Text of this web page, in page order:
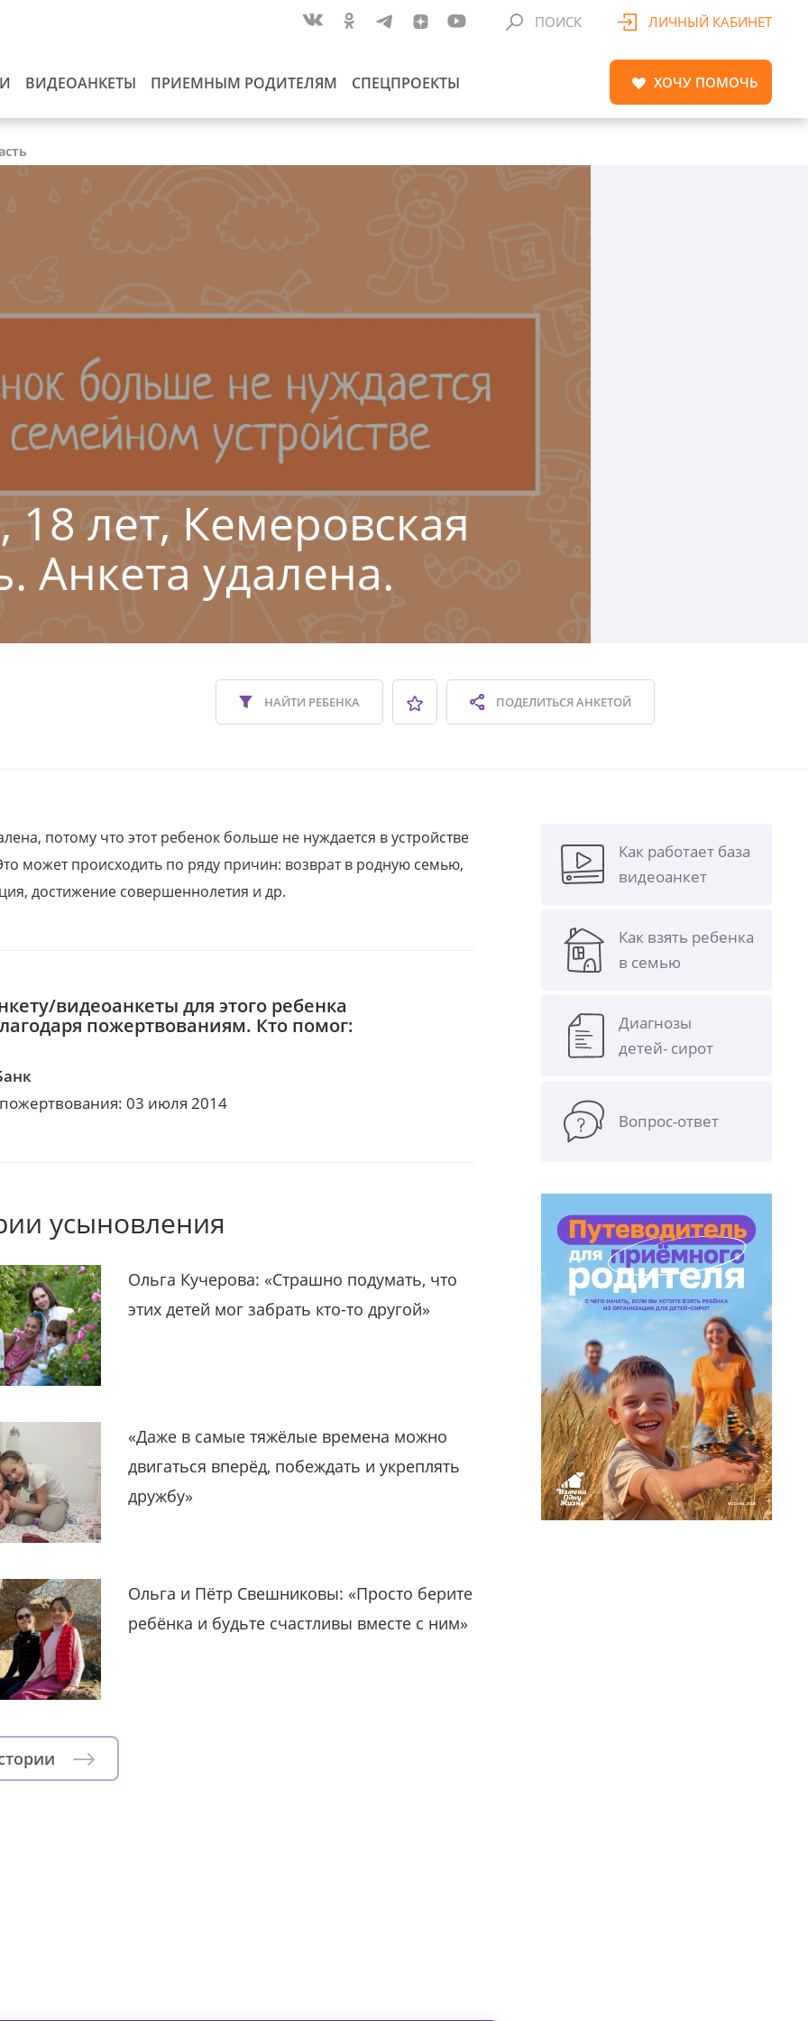
ВИДЕОАНКЕТЫ ПРИЕМНЫМ РОДИТЕЛЯМ СПЕЦПРОЕКТЫ
ПОИСК ЛИЧНЫЙ КАБИНЕТ
ХОЧУ ПОМОЧЬ
18 лет, Кемеровская
Анкета удалена.
ПОДЕЛИТЬСЯАНКЕТОЙ
НАЙТИ РЕБЕНКА
потому что этот ребенок больше не нуждается в устройстве
может происходить по ряду причин: возврат в родную семью,
достижение совершеннолетия и др.
видеоанкеты для этого ребенка
пожертвованиям. Кто помог:
03 июля 2014
усыновления
Ольга Кучерова: «Страшно подумать, что
этих детей мог забрать кто-то другой»
«Даже в самые тяжёлые времена можно
двигаться вперёд, побеждать и укреплять
дружбу»
Ольга и Пётр Свешниковы: «Просто берите
ребёнка и будьте счастливы вместе с ним»
Как работает база
видеоанкет
Как взять ребенка
в семью
Диагнозы
детей- сирот
Вопрос-ответ